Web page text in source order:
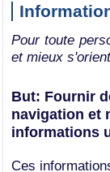
Pour toute
et mieux
But: Fournir
navigation et
informations
Ces